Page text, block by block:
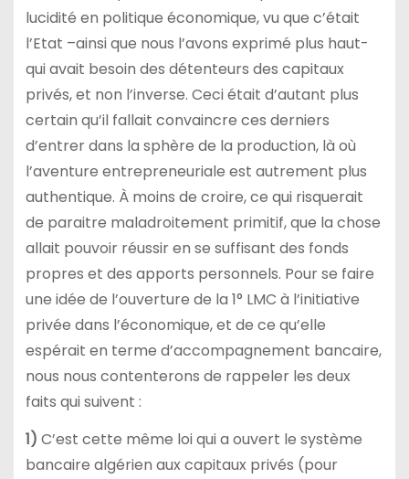
lucidité en politique économique, vu que c’était
l’Etat –ainsi que nous l’avons exprimé plus haut-
qui avait besoin des détenteurs des capitaux
privés, et non l’inverse. Ceci était d’autant plus
certain qu’il fallait convaincre ces derniers
d’entrer dans la sphère de la production, là où
l’aventure entrepreneuriale est autrement plus
authentique. À moins de croire, ce qui risquerait
de paraitre maladroitement primitif, que la chose
allait pouvoir réussir en se suffisant des fonds
propres et des apports personnels. Pour se faire
une idée de l’ouverture de la 1° LMC à l’initiative
privée dans l’économique, et de ce qu’elle
espérait en terme d’accompagnement bancaire,
nous nous contenterons de rappeler les deux
faits qui suivent :
1) C’est cette même loi qui a ouvert le système
bancaire algérien aux capitaux privés (pour